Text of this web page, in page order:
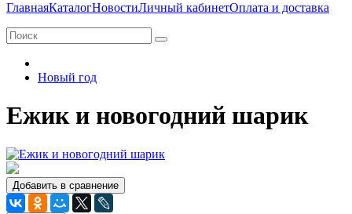
ГлавнаяКаталогНовостиЛичный кабинетОплата и доставка
Новый год
Ежик и новогодний шарик
Добавить в сравнение